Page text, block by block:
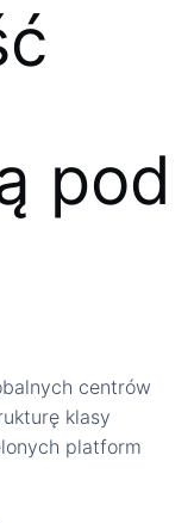
pod
centrów
klasy
platform